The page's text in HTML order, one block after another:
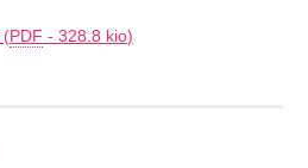
(PDF - 328.8 kio)